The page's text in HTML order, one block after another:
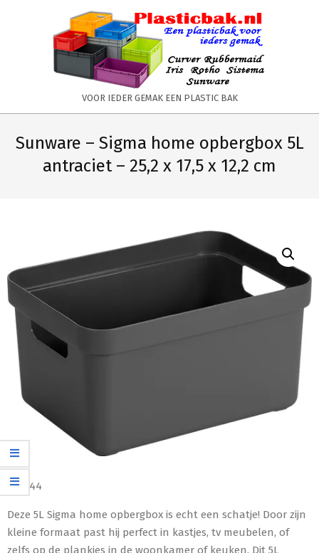
PLASTICBAK.NL
VOOR IEDER GEMAK EEN PLASTIC BAK
Navigation
Navigation
Sunware – Sigma home opbergbox 5L
antraciet – 25,2 x 17,5 x 12,2 cm
€10,44
Deze 5L Sigma home opbergbox is echt een schatje! Door zijn
kleine formaat past hij perfect in kastjes, tv meubelen, of
zelfs op de plankjes in de woonkamer of keuken. Dit 5L